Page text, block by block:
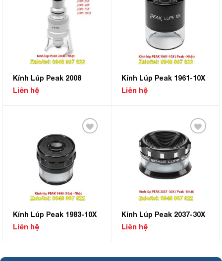
Add to
Wishlist
Kính Lúp Peak 2008
Liên hệ
Kính Lúp Peak 1961-10X
Liên hệ
Wishlist
Kính Lúp Peak 1983-10X
Liên hệ
Add to
Wishlist
Kính Lúp Peak 2037-30X
Liên hệ